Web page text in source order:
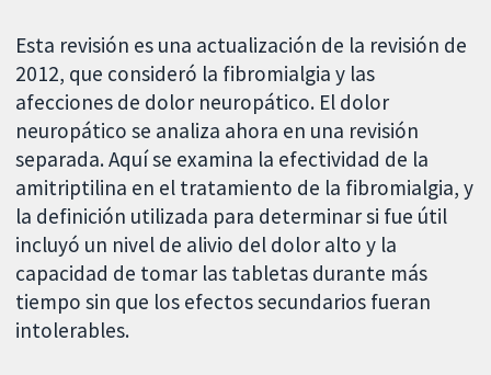
Esta revisión es una actualización de la revisión de
2012, que consideró la fibromialgia y las
afecciones de dolor neuropático. El dolor
neuropático se analiza ahora en una revisión
separada. Aquí se examina la efectividad de la
amitriptilina en el tratamiento de la fibromialgia, y
la definición utilizada para determinar si fue útil
incluyó un nivel de alivio del dolor alto y la
capacidad de tomar las tabletas durante más
tiempo sin que los efectos secundarios fueran
intolerables.